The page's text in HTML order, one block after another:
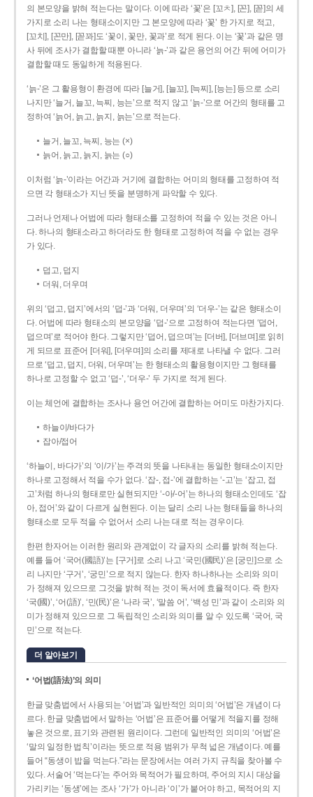
의 본모양을 밝혀 적는다는 말이다. 이에 따라 ‘꽃’은 [꼬ㅊ], [꼰], [꼳]의 세
가지로 소리 나는 형태소이지만 그 본모양에 따라 ‘꽃’ 한 가지로 적고,
[꼬치], [꼰만], [꼳꽈]도 ‘꽃이, 꽃만, 꽃과’로 적게 된다. 이는 ‘꽃’과 같은 명
사 뒤에 조사가 결합할 때뿐 아니라 ‘늙-’과 같은 용언의 어간 뒤에 어미가
결합할 때도 동일하게 적용된다.
‘늙-’은 그 활용형이 환경에 따라 [늘거], [늘꼬], [늑찌], [능는] 등으로 소리
나지만 ‘늘거, 늘꼬, 늑찌, 능는’으로 적지 않고 ‘늙-’으로 어간의 형태를 고
정하여 ‘늙어, 늙고, 늙지, 늙는’으로 적는다.
늘거, 늘꼬, 늑찌, 능는 (×)
늙어, 늙고, 늙지, 늙는 (○)
이처럼 ‘늙-­’이라는 어간과 거기에 결합하는 어미의 형태를 고정하여 적
으면 각 형태소가 지닌 뜻을 분명하게 파악할 수 있다.
그러나 언제나 어법에 따라 형태소를 고정하여 적을 수 있는 것은 아니
다. 하나의 형태소라고 하더라도 한 형태로 고정하여 적을 수 없는 경우
가 있다.
덥고, 덥지
더워, 더우며
위의 ‘덥고, 덥지’에서의 ‘덥-­’과 ‘더워, 더우며’의 ‘더우-­’는 같은 형태소이
다. 어법에 따라 형태소의 본모양을 ‘덥-­’으로 고정하여 적는다면 ‘덥어,
덥으며’로 적어야 한다. 그렇지만 ‘덥어, 덥으며’는 [더버], [더브며]로 읽히
게 되므로 표준어 [더워], [더우며]의 소리를 제대로 나타낼 수 없다. 그러
므로 ‘덥고, 덥지, 더워, 더우며’는 한 형태소의 활용형이지만 그 형태를
하나로 고정할 수 없고 ‘덥-’, ‘더우-’ 두 가지로 적게 된다.
이는 체언에 결합하는 조사나 용언 어간에 결합하는 어미도 마찬가지다.
하늘이/바다가
잡아/접어
‘하늘이, 바다가’의 ‘이/가’는 주격의 뜻을 나타내는 동일한 형태소이지만
하나로 고정해서 적을 수가 없다. ‘잡-, 접-’에 결합하는 ‘-고’는 ‘잡고, 접
고’처럼 하나의 형태로만 실현되지만 ‘-아/-어’는 하나의 형태소인데도 ‘잡
아, 접어’와 같이 다르게 실현된다. 이는 달리 소리 나는 형태들을 하나의
형태소로 모두 적을 수 없어서 소리 나는 대로 적는 경우이다.
한편 한자어는 이러한 원리와 관계없이 각 글자의 소리를 밝혀 적는다.
예를 들어 ‘국어(國語)’는 [구거]로 소리 나고 ‘국민(國民)’은 [궁민]으로 소
리 나지만 ‘구거’, ‘궁민’으로 적지 않는다. 한자 하나하나는 소리와 의미
가 정해져 있으므로 그것을 밝혀 적는 것이 독서에 효율적이다. 즉 한자
‘국(國)’, ‘어(語)’, ‘민(民)’은 ‘나라 국’, ‘말씀 어’, ‘백성 민’과 같이 소리와 의
미가 정해져 있으므로 그 독립적인 소리와 의미를 알 수 있도록 ‘국어, 국
민’으로 적는다.
더 알아보기
‘어법(語法)’의 의미
한글 맞춤법에서 사용되는 ‘어법’과 일반적인 의미의 ‘어법’은 개념이 다
르다. 한글 맞춤법에서 말하는 ‘어법’은 표준어를 어떻게 적을지를 정해
놓은 것으로, 표기와 관련된 원리이다. 그런데 일반적인 의미의 ‘어법’은
‘말의 일정한 법칙’이라는 뜻으로 적용 범위가 무척 넓은 개념이다. 예를
들어 “동생이 밥을 먹는다.”라는 문장에서는 여러 가지 규칙을 찾아볼 수
있다. 서술어 ‘먹는다’는 주어와 목적어가 필요하며, 주어의 지시 대상을
가리키는 ‘동생’에는 조사 ‘가’가 아니라 ‘이’가 붙어야 하고, 목적어의 지